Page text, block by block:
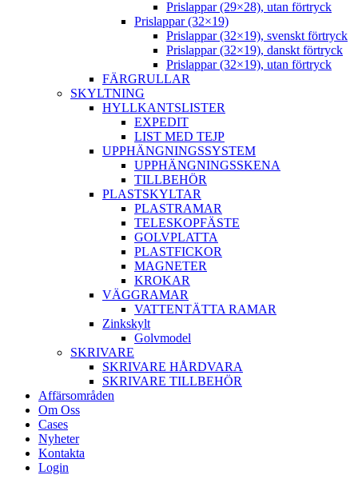
Prislappar (29×28), utan förtryck
Prislappar (32×19)
Prislappar (32×19), svenskt förtryck
Prislappar (32×19), danskt förtryck
Prislappar (32×19), utan förtryck
FÄRGRULLAR
SKYLTNING
HYLLKANTSLISTER
EXPEDIT
LIST MED TEJP
UPPHÄNGNINGSSYSTEM
UPPHÄNGNINGSSKENA
TILLBEHÖR
PLASTSKYLTAR
PLASTRAMAR
TELESKOPFÄSTE
GOLVPLATTA
PLASTFICKOR
MAGNETER
KROKAR
VÄGGRAMAR
VATTENTÄTTA RAMAR
Zinkskylt
Golvmodel
SKRIVARE
SKRIVARE HÅRDVARA
SKRIVARE TILLBEHÖR
Affärsområden
Om Oss
Cases
Nyheter
Kontakta
Login